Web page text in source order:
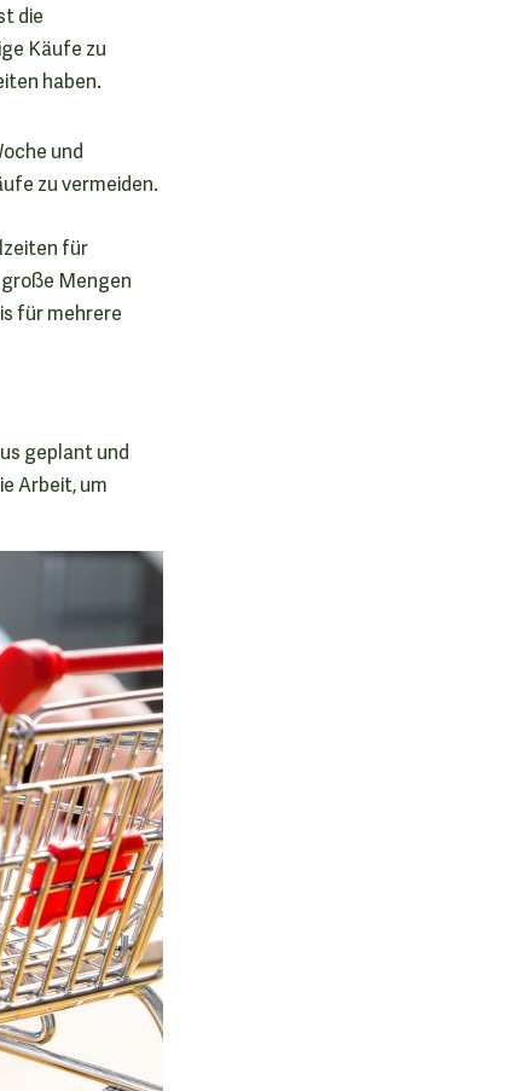
die
Käufe zu
haben.
und
zu vermeiden.
für
große Mengen
für mehrere
geplant und
Arbeit, um